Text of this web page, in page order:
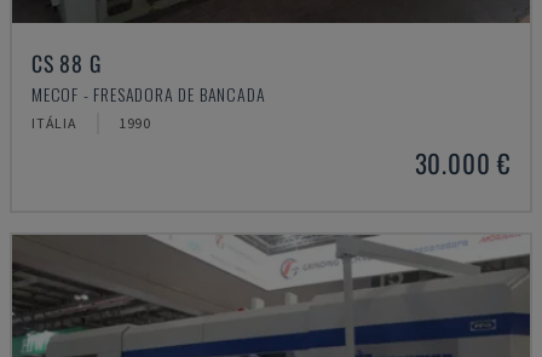
CS 88 G
MECOF - FRESADORA DE BANCADA
ITÁLIA 1990
30.000 €